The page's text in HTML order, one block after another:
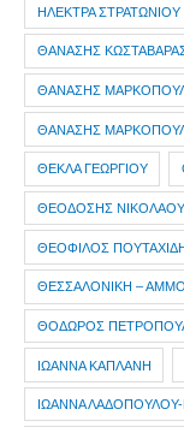
ΗΛΕΚΤΡΑ ΣΤΡΑΤΩΝΙΟΥ
ΘΑΝΑΣΗΣ
ΘΑΝΑΣΗΣ
ΘΑΝΑΣΗΣ
ΘΕΚΛΑ ΓΕΩΡΓΙΟΥ
ΘΕΟΔΟΣΗΣ ΝΙΚΟΛΑΟΥ
ΘΕΟΦΙΛΟΣ
ΘΕΣΣΑΛΟΝΙΚΗ –
ΘΟΔΩΡΟΣ
ΙΩΑΝΝΑ ΚΑΠΛΑΝΗ
ΙΩΑΝΝΑ